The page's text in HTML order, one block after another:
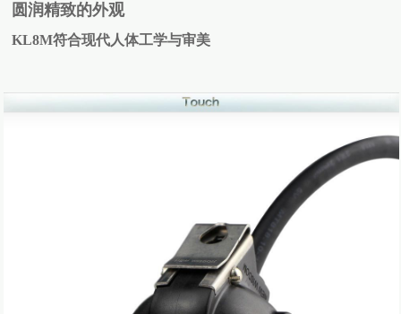
圆润精致的外观
KL8M符合现代人体工学与审美